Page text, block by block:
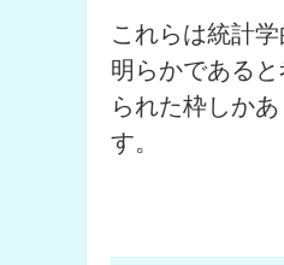
これらは統計
明らかである
られた枠しか
す。